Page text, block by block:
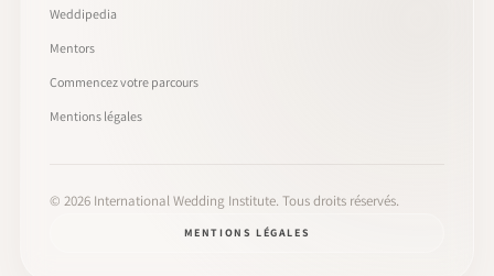
Weddipedia
Mentors
Commencez votre parcours
Mentions légales
© 2026 International Wedding Institute. Tous droits réservés.
MENTIONS LÉGALES